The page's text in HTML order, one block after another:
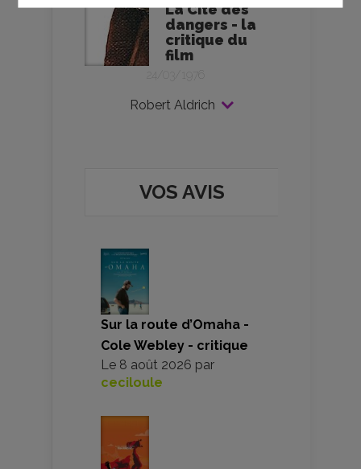
La Cité des
dangers - la
critique du
film
24/03/1976
Robert Aldrich
VOS AVIS
Sur la route d’Omaha -
Cole Webley - critique
Le 8 août 2026 par
ceciloule